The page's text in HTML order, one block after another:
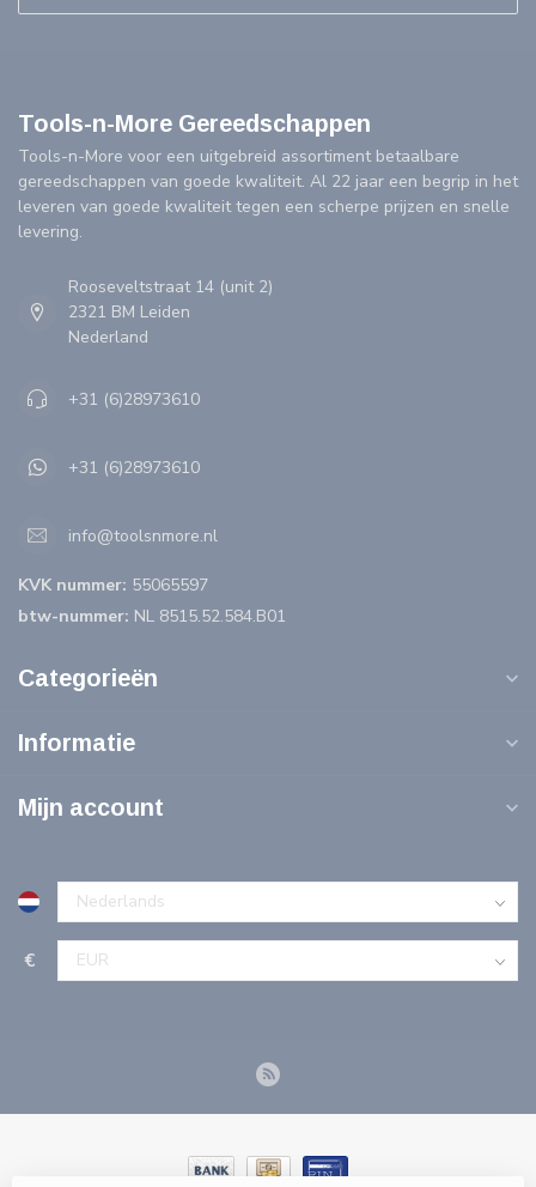
Tools-n-More Gereedschappen
Tools-n-More voor een uitgebreid assortiment betaalbare
gereedschappen van goede kwaliteit. Al 22 jaar een begrip in het
leveren van goede kwaliteit tegen een scherpe prijzen en snelle
levering.
Rooseveltstraat 14 (unit 2)
2321 BM Leiden
Nederland
+31 (6)28973610
+31 (6)28973610
info@toolsnmore.nl
KVK nummer: 55065597
btw-nummer: NL 8515.52.584.B01
Categorieën
Informatie
Mijn account
€